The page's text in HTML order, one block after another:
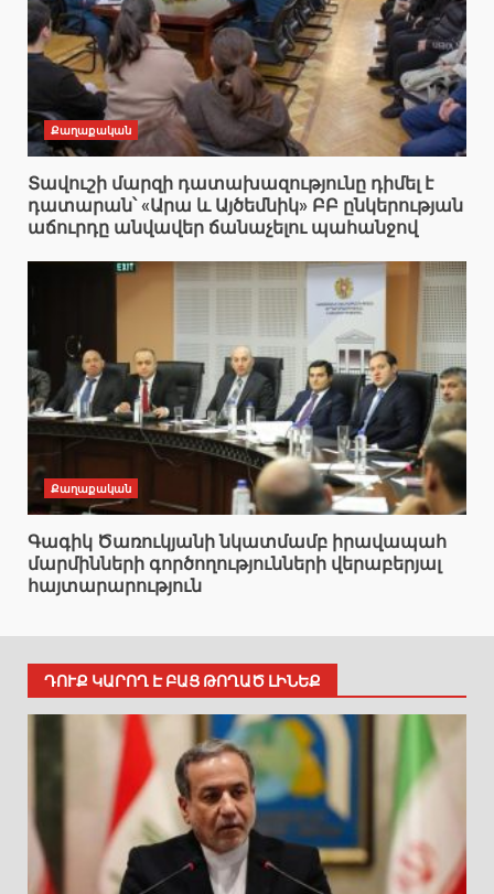
Քաղաքական
Տավուշի մարզի դատախազությունը դիմել է
դատարան՝ «Արա և Այծեմնիկ» ԲԲ ընկերության
աճուրդը անվավեր ճանաչելու պահանջով
Քաղաքական
Գագիկ Ծառուկյանի նկատմամբ իրավապահ
մարմինների գործողությունների վերաբերյալ
հայտարարություն
ԴՈՒՔ ԿԱՐՈՂ Է ԲԱՑ ԹՈՂԱԾ ԼԻՆԵՔ